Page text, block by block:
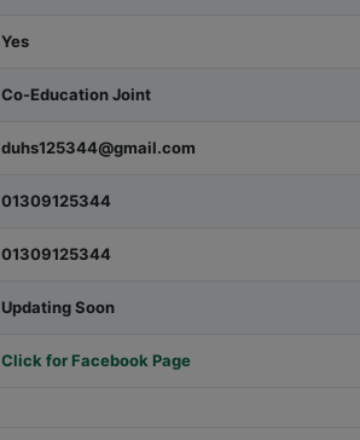
Yes
Co-Education Joint
duhs125344@gmail.com
01309125344
01309125344
Updating Soon
Click for Facebook Page